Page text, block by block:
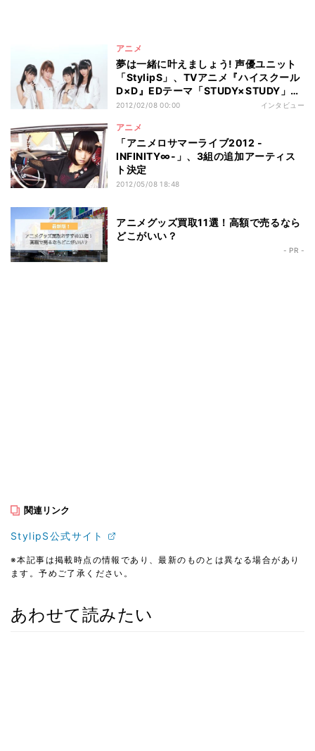
アニメ
夢は一緒に叶えましょう! 声優ユニット
「StylipS」、TVアニメ『ハイスクール
D×D』EDテーマ「STUDY×STUDY」で
デビュー
2012/02/08 00:00 インタビュー
アニメ
「アニメロサマーライブ2012 -
INFINITY∞-」、3組の追加アーティス
ト決定
2012/05/08 18:48
アニメグッズ買取11選！高額で売るなら
どこがいい？
- PR -
関連リンク
StylipS公式サイト
※本記事は掲載時点の情報であり、最新のものとは異なる場合があり
ます。予めご了承ください。
あわせて読みたい